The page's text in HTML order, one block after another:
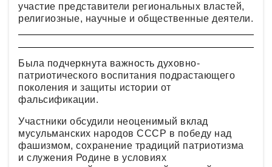
участие представители региональных властей,
религиозные, научные и общественные деятели.
Была подчеркнута важность духовно-
патриотического воспитания подрастающего
поколения и защиты истории от
фальсификации.
Участники обсудили неоценимый вклад
мусульманских народов СССР в победу над
фашизмом, сохранение традиций патриотизма
и служения Родине в условиях